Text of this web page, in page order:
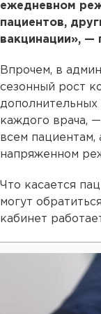
ежедневном
пациентов,
вакцинации», —
Впрочем, в
сезонный рост
дополнительных
каждого врача,
всем пациентам,
напряженном
Что касается
могут
кабинет